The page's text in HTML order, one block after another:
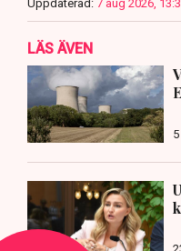
Uppdaterad: 7 aug 2026,
LÄS ÄVEN